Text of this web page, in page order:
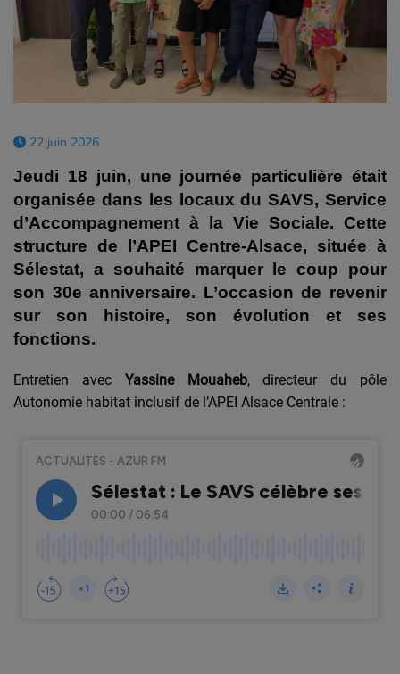
22 juin 2026
Jeudi 18 juin, une journée particulière était
organisée dans les locaux du SAVS, Service
d’Accompagnement à la Vie Sociale. Cette
structure de l’APEI Centre-Alsace, située à
Sélestat, a souhaité marquer le coup pour
son 30e anniversaire. L’occasion de revenir
sur son histoire, son évolution et ses
fonctions.
Entretien avec Yassine Mouaheb, directeur du pôle
Autonomie habitat inclusif de l’APEI Alsace Centrale :